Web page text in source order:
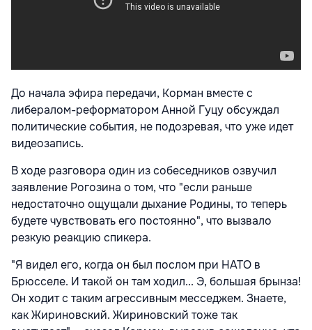
До начала эфира передачи, Корман вместе с
либералом-реформатором Анной Гуцу обсуждал
политические события, не подозревая, что уже идет
видеозапись.
В ходе разговора один из собеседников озвучил
заявление Рогозина о том, что "если раньше
недостаточно ощущали дыхание Родины, то теперь
будете чувствовать его постоянно", что вызвало
резкую реакцию спикера.
"Я видел его, когда он был послом при НАТО в
Брюсселе. И такой он там ходил... Э, большая брынза!
Он ходит с таким агрессивным месседжем. Знаете,
как Жириновский. Жириновский тоже так